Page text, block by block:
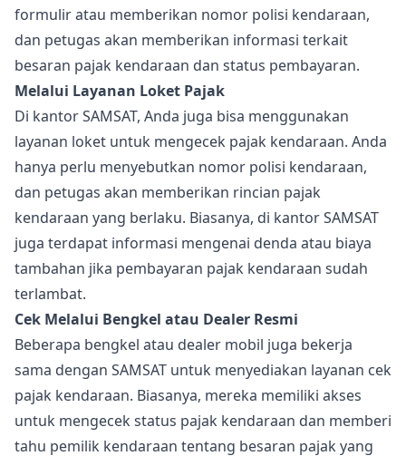
formulir atau memberikan nomor polisi kendaraan,
dan petugas akan memberikan informasi terkait
besaran pajak kendaraan dan status pembayaran.
Melalui Layanan Loket Pajak
Di kantor SAMSAT, Anda juga bisa menggunakan
layanan loket untuk mengecek pajak kendaraan. Anda
hanya perlu menyebutkan nomor polisi kendaraan,
dan petugas akan memberikan rincian pajak
kendaraan yang berlaku. Biasanya, di kantor SAMSAT
juga terdapat informasi mengenai denda atau biaya
tambahan jika pembayaran pajak kendaraan sudah
terlambat.
Cek Melalui Bengkel atau Dealer Resmi
Beberapa bengkel atau dealer mobil juga bekerja
sama dengan SAMSAT untuk menyediakan layanan cek
pajak kendaraan. Biasanya, mereka memiliki akses
untuk mengecek status pajak kendaraan dan memberi
tahu pemilik kendaraan tentang besaran pajak yang